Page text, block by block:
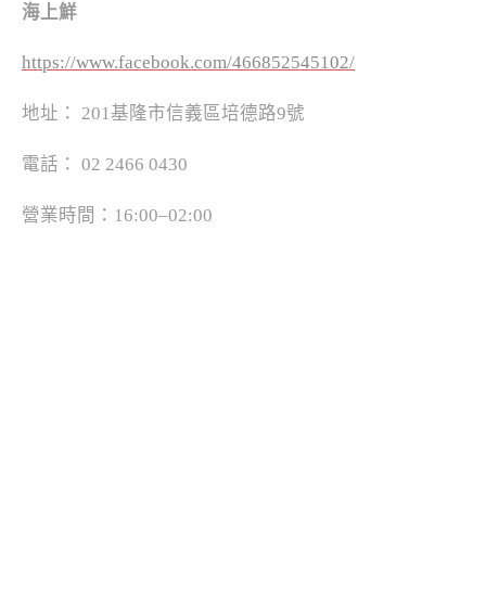
海上鮮
https://www.facebook.com/466852545102/
地址： 201基隆市信義區培德路9號
電話： 02 2466 0430
營業時間：16:00–02:00